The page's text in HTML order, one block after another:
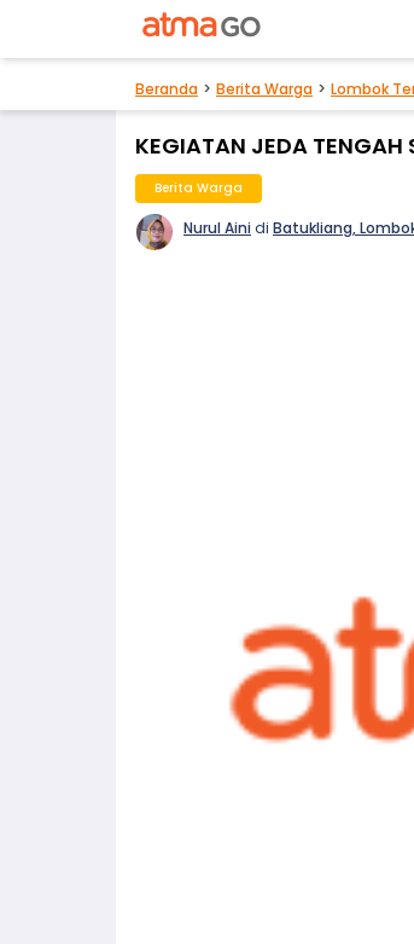
Beranda Berita Warga Lombok
KEGIATAN JEDA TENGAH
Berita Warga
Nurul Ainidi Batukliang,